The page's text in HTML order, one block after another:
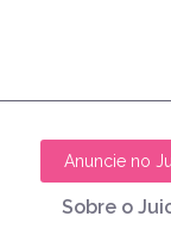
Anuncie no
Sobre o